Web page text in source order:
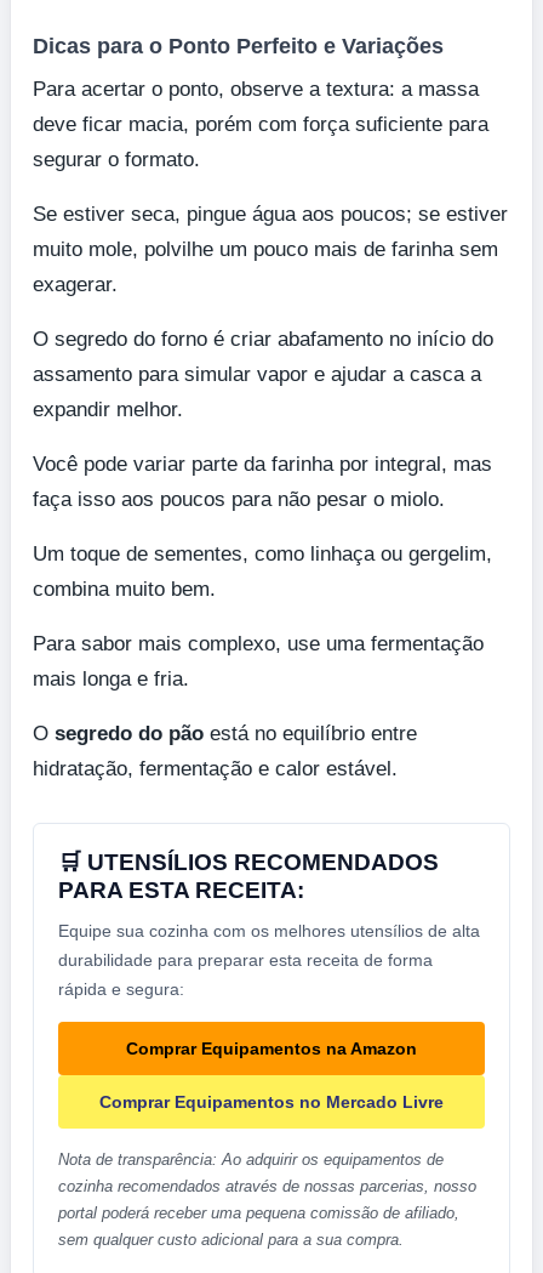
Dicas para o Ponto Perfeito e Variações
Para acertar o ponto, observe a textura: a massa
deve ficar macia, porém com força suficiente para
segurar o formato.
Se estiver seca, pingue água aos poucos; se estiver
muito mole, polvilhe um pouco mais de farinha sem
exagerar.
O segredo do forno é criar abafamento no início do
assamento para simular vapor e ajudar a casca a
expandir melhor.
Você pode variar parte da farinha por integral, mas
faça isso aos poucos para não pesar o miolo.
Um toque de sementes, como linhaça ou gergelim,
combina muito bem.
Para sabor mais complexo, use uma fermentação
mais longa e fria.
O segredo do pão está no equilíbrio entre
hidratação, fermentação e calor estável.
🛒 UTENSÍLIOS RECOMENDADOS
PARA ESTA RECEITA:
Equipe sua cozinha com os melhores utensílios de alta
durabilidade para preparar esta receita de forma
rápida e segura:
Comprar Equipamentos na Amazon
Comprar Equipamentos no Mercado Livre
Nota de transparência: Ao adquirir os equipamentos de
cozinha recomendados através de nossas parcerias, nosso
portal poderá receber uma pequena comissão de afiliado,
sem qualquer custo adicional para a sua compra.